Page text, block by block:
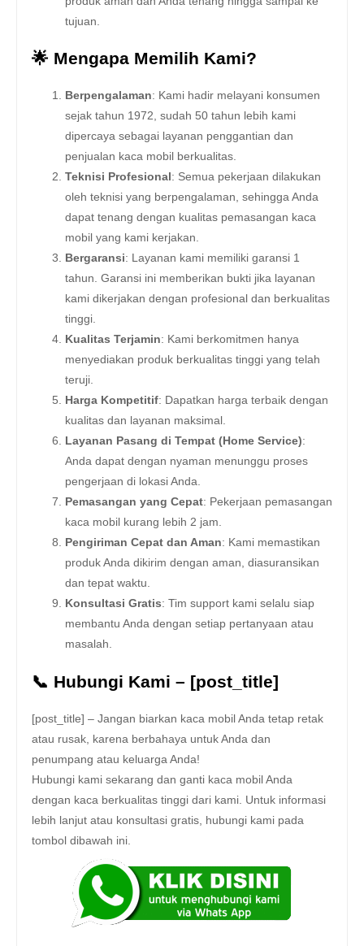
tujuan.
🌟 Mengapa Memilih Kami?
Berpengalaman: Kami hadir melayani konsumen
sejak tahun 1972, sudah 50 tahun lebih kami
dipercaya sebagai layanan penggantian dan
penjualan kaca mobil berkualitas.
Teknisi Profesional : Semua pekerjaan dilakukan
oleh teknisi yang berpengalaman, sehingga Anda
dapat tenang dengan kualitas pemasangan kaca
mobil yang kami kerjakan.
Bergaransi: Layanan kami memiliki garansi 1
tahun. Garansi ini memberikan bukti jika layanan
kami dikerjakan dengan profesional dan berkualitas
tinggi.
Kualitas Terjamin: Kami berkomitmen hanya
menyediakan produk berkualitas tinggi yang telah
teruji.
Harga Kompetitif: Dapatkan harga terbaik dengan
kualitas dan layanan maksimal.
Layanan Pasang di Tempat (Home Service):
Anda dapat dengan nyaman menunggu proses
pengerjaan di lokasi Anda.
Pemasangan yang Cepat: Pekerjaan pemasangan
kaca mobil kurang lebih 2 jam.
Pengiriman Cepat dan Aman: Kami memastikan
produk Anda dikirim dengan aman, diasuransikan
dan tepat waktu.
Konsultasi Gratis: Tim support kami selalu siap
membantu Anda dengan setiap pertanyaan atau
masalah.
📞 Hubungi Kami – [post_title]
[post_title] – Jangan biarkan kaca mobil Anda tetap retak
atau rusak, karena berbahaya untuk Anda dan
penumpang atau keluarga Anda!
Hubungi kami sekarang dan ganti kaca mobil Anda
dengan kaca berkualitas tinggi dari kami. Untuk informasi
lebih lanjut atau konsultasi gratis, hubungi kami pada
tombol dibawah ini.